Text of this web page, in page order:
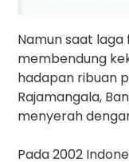
Namun saat laga
membendung
hadapan ribuan
Rajamangala,
menyerah
Pada 2002